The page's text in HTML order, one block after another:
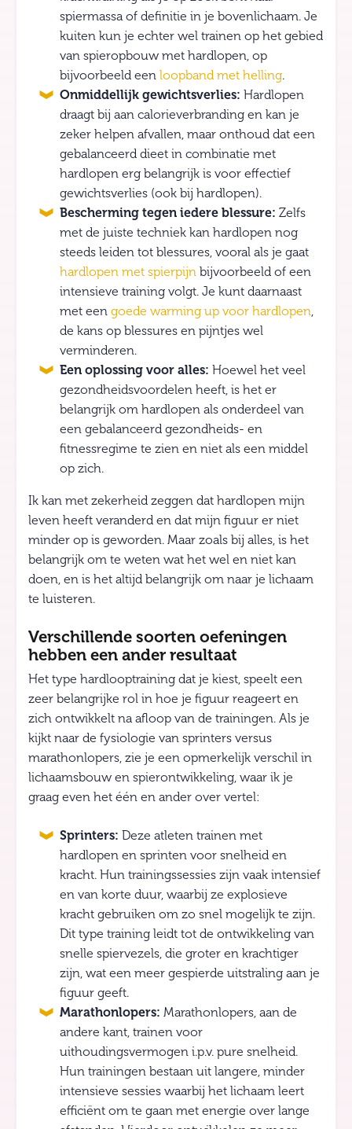
spiermassa of definitie in je bovenlichaam. Je
kuiten kun je echter wel trainen op het gebied
van spieropbouw met hardlopen, op
bijvoorbeeld een loopband met helling.
Onmiddellijk gewichtsverlies: Hardlopen
draagt bij aan calorieverbranding en kan je
zeker helpen afvallen, maar onthoud dat een
gebalanceerd dieet in combinatie met
hardlopen erg belangrijk is voor effectief
gewichtsverlies (ook bij hardlopen).
Bescherming tegen iedere blessure: Zelfs
met de juiste techniek kan hardlopen nog
steeds leiden tot blessures, vooral als je gaat
hardlopen met spierpijn bijvoorbeeld of een
intensieve training volgt. Je kunt daarnaast
met een goede warming up voor hardlopen,
de kans op blessures en pijntjes wel
verminderen.
Een oplossing voor alles: Hoewel het veel
gezondheidsvoordelen heeft, is het er
belangrijk om hardlopen als onderdeel van
een gebalanceerd gezondheids- en
fitnessregime te zien en niet als een middel
op zich.
Ik kan met zekerheid zeggen dat hardlopen mijn
leven heeft veranderd en dat mijn figuur er niet
minder op is geworden. Maar zoals bij alles, is het
belangrijk om te weten wat het wel en niet kan
doen, en is het altijd belangrijk om naar je lichaam
te luisteren.
Verschillende soorten oefeningen
hebben een ander resultaat
Het type hardlooptraining dat je kiest, speelt een
zeer belangrijke rol in hoe je figuur reageert en
zich ontwikkelt na afloop van de trainingen. Als je
kijkt naar de fysiologie van sprinters versus
marathonlopers, zie je een opmerkelijk verschil in
lichaamsbouw en spierontwikkeling, waar ik je
graag even het één en ander over vertel:
Sprinters: Deze atleten trainen met
hardlopen en sprinten voor snelheid en
kracht. Hun trainingssessies zijn vaak intensief
en van korte duur, waarbij ze explosieve
kracht gebruiken om zo snel mogelijk te zijn.
Dit type training leidt tot de ontwikkeling van
snelle spiervezels, die groter en krachtiger
zijn, wat een meer gespierde uitstraling aan je
figuur geeft.
Marathonlopers: Marathonlopers, aan de
andere kant, trainen voor
uithoudingsvermogen i.p.v. pure snelheid.
Hun trainingen bestaan uit langere, minder
intensieve sessies waarbij het lichaam leert
efficiënt om te gaan met energie over lange